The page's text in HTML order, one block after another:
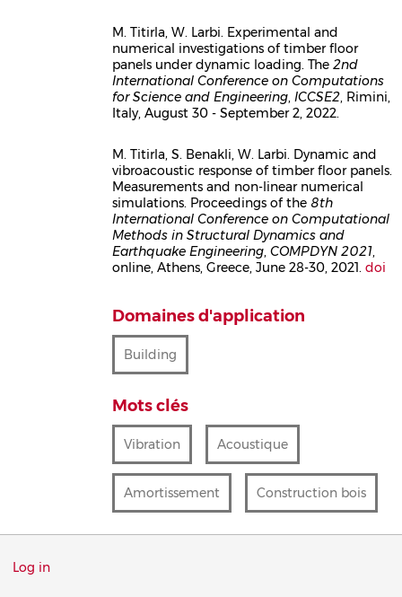
Corps
M. Titirla, W. Larbi. Experimental and
numerical investigations of timber floor
panels under dynamic loading. The2nd
International Conference on Computations
for Science and Engineering,ICCSE2, Rimini,
Italy, August 30 - September 2, 2022.
Corps
M. Titirla, S. Benakli, W. Larbi. Dynamic and
vibroacoustic response of timber floor panels.
Measurements and non-linear numerical
simulations. Proceedings of the 8th
International Conference on Computational
Methods in Structural Dynamics and
Earthquake Engineering,COMPDYN 2021,
online, Athens, Greece, June 28-30, 2021.doi
Domaines d'application
Building
Mots clés
Vibration Acoustique
Amortissement Construction bois
Menu
Log in